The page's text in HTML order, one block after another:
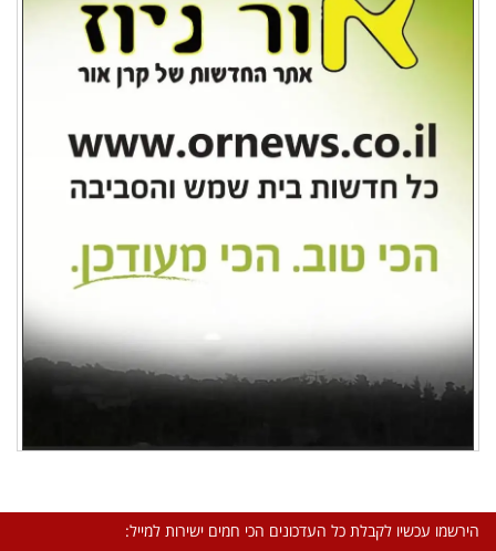
הירשמו עכשיו לקבלת כל העדכונים הכי חמים ישירות למייל: